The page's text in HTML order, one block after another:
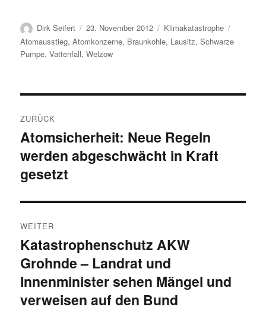
Autor
Dirk Seifert
Veröffentlicht
am
23. November 2012 Kategorien
Klimakatastrophe
Atomausstieg,Atomkonzerne, Braunkohle, Lausitz,Schwarze
Pumpe,Vattenfall,Welzow
ZURÜCK
Vorheriger
Beitrag:
Atomsicherheit: Neue Regeln
werden abgeschwächt in Kraft
gesetzt
WEITER
Nächster
Beitrag:
Katastrophenschutz AKW
Grohnde – Landrat und
Innenminister sehen Mängel und
verweisen auf den Bund